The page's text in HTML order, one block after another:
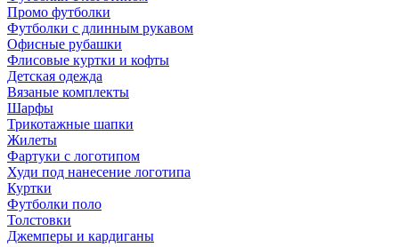
Промо футболки
Футболки с длинным рукавом
Офисные рубашки
Флисовые куртки и кофты
Детская одежда
Вязаные комплекты
Шарфы
Трикотажные шапки
Жилеты
Фартуки с логотипом
Худи под нанесение логотипа
Куртки
Футболки поло
Толстовки
Джемперы и кардиганы